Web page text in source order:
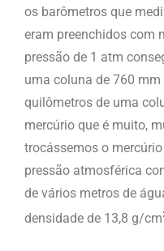
os barômetros que
eram preenchidos com
pressão de 1 atm
uma coluna de 760
quilômetros de uma
mercúrio que é muito,
trocássemos o
pressão atmosférica
de vários metros de
densidade de 13,8 g/cm